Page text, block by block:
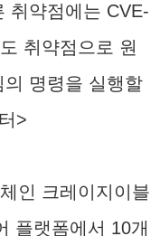
취약점에는 CVE-
취약점으로 원
명령을 실행할
>
인 크레이지이블
플랫폼에서 10개